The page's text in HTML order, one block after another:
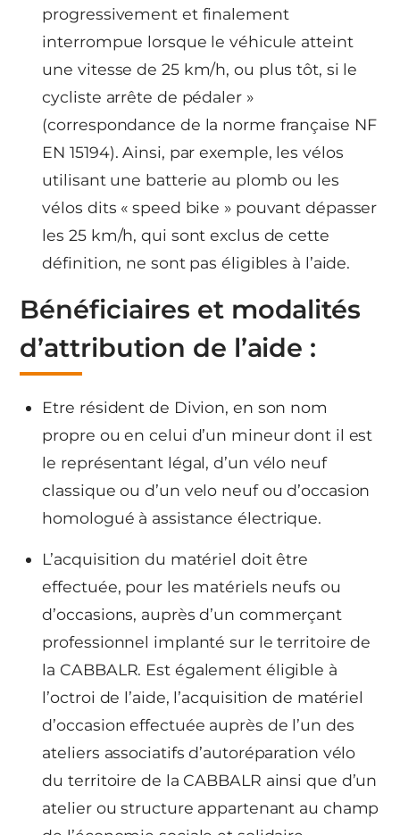
progressivement et finalement
interrompue lorsque le véhicule atteint
une vitesse de 25 km/h, ou plus tôt, si le
cycliste arrête de pédaler »
(correspondance de la norme française NF
EN 15194). Ainsi, par exemple, les vélos
utilisant une batterie au plomb ou les
vélos dits « speed bike » pouvant dépasser
les 25 km/h, qui sont exclus de cette
définition, ne sont pas éligibles à l’aide.
Bénéficiaires et modalités
d’attribution de l’aide :
Etre résident de Divion, en son nom
propre ou en celui d’un mineur dont il est
le représentant légal, d’un vélo neuf
classique ou d’un velo neuf ou d’occasion
homologué à assistance électrique.
L’acquisition du matériel doit être
effectuée, pour les matériels neufs ou
d’occasions, auprès d’un commerçant
professionnel implanté sur le territoire de
la CABBALR. Est également éligible à
l’octroi de l’aide, l’acquisition de matériel
d’occasion effectuée auprès de l’un des
ateliers associatifs d’autoréparation vélo
du territoire de la CABBALR ainsi que d’un
atelier ou structure appartenant au champ